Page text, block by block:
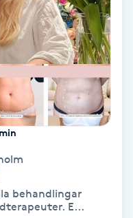
behandlingar
E...